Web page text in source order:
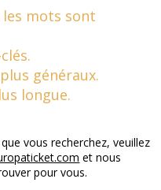
les mots sont
généraux.
longue.
vous recherchez, veuillez
et nous
pour vous.